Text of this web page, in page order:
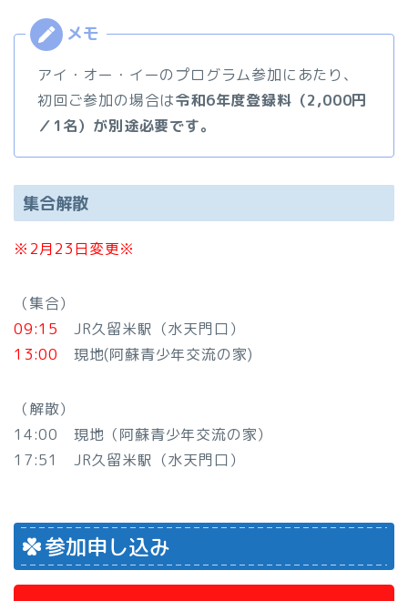
アイ・オー・イーのプログラム参加にあたり、
初回ご参加の場合は令和6年度登録料（2,000円
／1名）が別途必要です。
集合解散
※2月23日変更※
（集合）
09:15 JR久留米駅（水天門口）
13:00 現地(阿蘇青少年交流の家)
（解散）
14:00 現地（阿蘇青少年交流の家）
17:51 JR久留米駅（水天門口）
参加申し込み